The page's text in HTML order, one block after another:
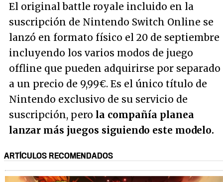
El original battle royale incluido en la
suscripción de Nintendo Switch Online se
lanzó en formato físico el 20 de septiembre
incluyendo los varios modos de juego
offline que pueden adquirirse por separado
a un precio de 9,99€. Es el único título de
Nintendo exclusivo de su servicio de
suscripción, pero la compañía planea
lanzar más juegos siguiendo este modelo.
ARTÍCULOS RECOMENDADOS